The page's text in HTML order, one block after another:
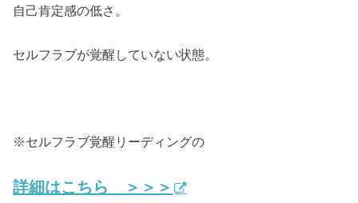
自己肯定感の低さ。
セルフラブが覚醒していない状態。
※セルフラブ覚醒リーディングの
詳細はこちら ＞＞＞